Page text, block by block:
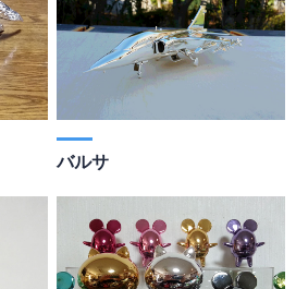
バルサ